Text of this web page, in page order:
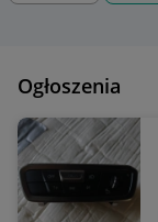
Ogłoszenia